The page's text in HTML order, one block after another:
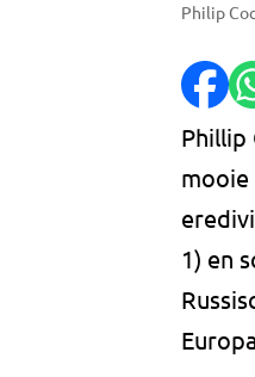
Philip
Phillip
mooie
1) en